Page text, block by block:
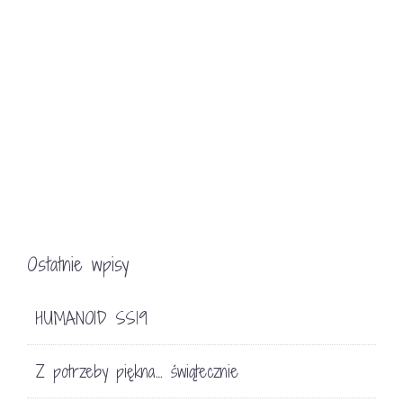
Ostatnie wpisy
HUMANOID SS19
Z potrzeby piękna… świątecznie